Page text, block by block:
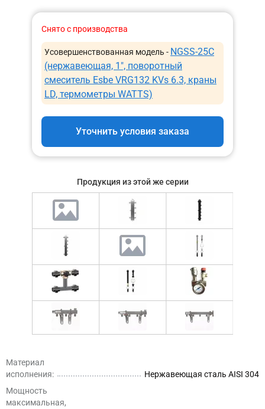
Снято с производства
Усовершенствованная модель - NGSS-25C
(нержавеющая, 1″, поворотный
смеситель Esbe VRG132 KVs 6.3, краны
LD, термометры WATTS)
Уточнить условия заказа
Продукция из этой же серии
Материал
исполнения:
Нержавеющая сталь AISI 304
Мощность
максимальная,